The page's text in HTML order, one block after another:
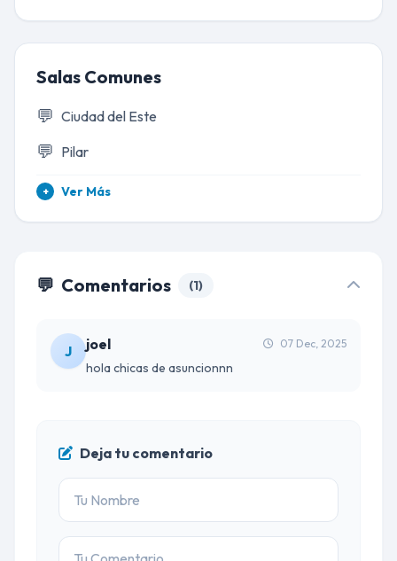
Salas Comunes
💬 Ciudad del Este
💬 Pilar
+ Ver Más
💬 Comentarios (1)
J joel 07 Dec, 2025
hola chicas de asuncionnn
Deja tu comentario